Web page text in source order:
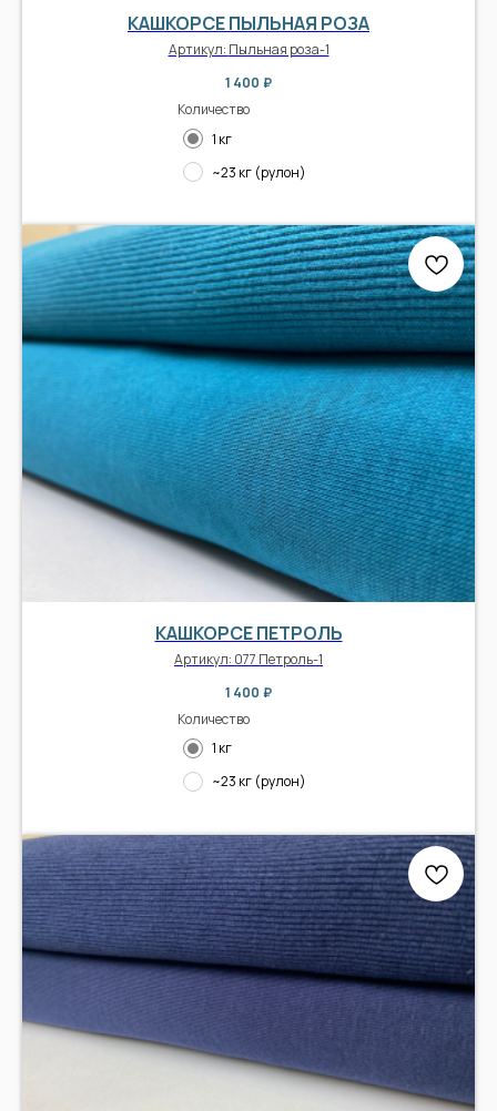
КАШКОРСЕ ПЫЛЬНАЯ РОЗА
Артикул: Пыльная роза-1
1 400 ₽
Количество
1 кг
~23 кг (рулон)
КАШКОРСЕ ПЕТРОЛЬ
Артикул: 077 Петроль-1
1 400 ₽
Количество
1 кг
~23 кг (рулон)